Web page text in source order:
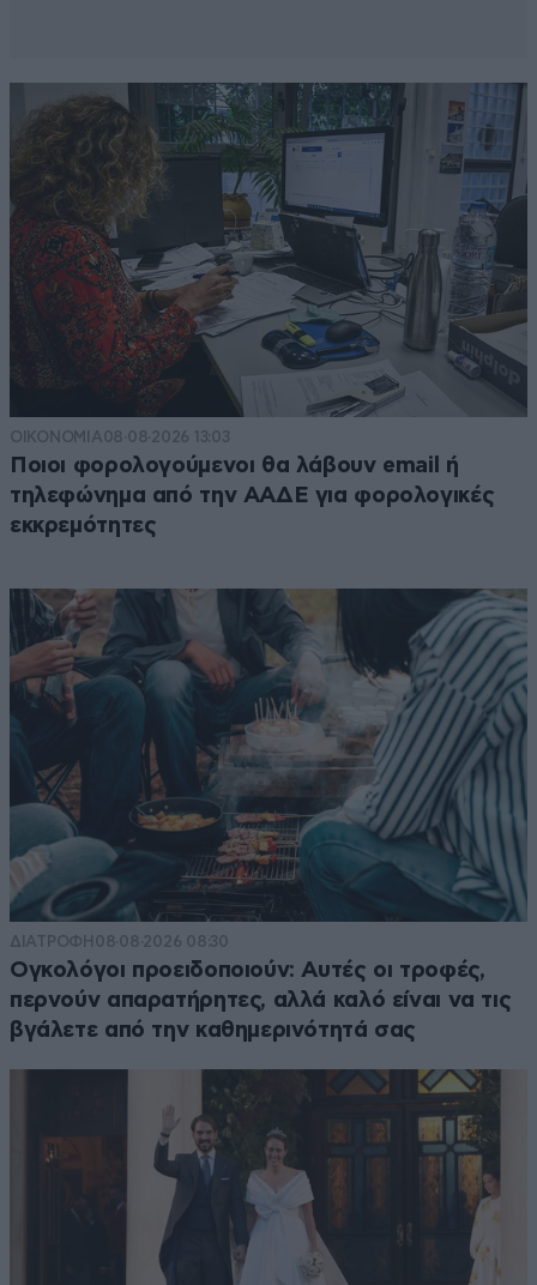
ΟΙΚΟΝΟΜΙΑ08·08·2026 13:03
Ποιοι φορολογούμενοι θα λάβουν email ή
τηλεφώνημα από την ΑΑΔΕ για φορολογικές
εκκρεμότητες
ΔΙΑΤΡΟΦΗ 08·08·2026 08:30
Ογκολόγοι προειδοποιούν: Αυτές οι τροφές,
περνούν απαρατήρητες, αλλά καλό είναι να τις
βγάλετε από την καθημερινότητά σας